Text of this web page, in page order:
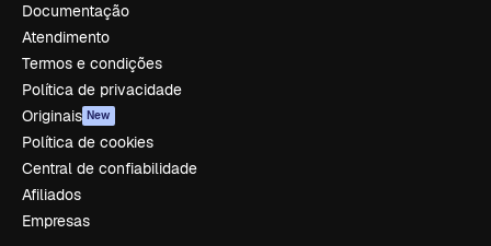
Documentação
Atendimento
Termos e condições
Política de privacidade
Originais New
Política de cookies
Central de confiabilidade
Afiliados
Empresas